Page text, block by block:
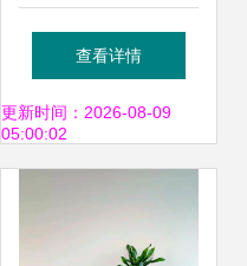
城市中的自然绿洲
查看详情
更新时间：2026-08-09
05:00:02